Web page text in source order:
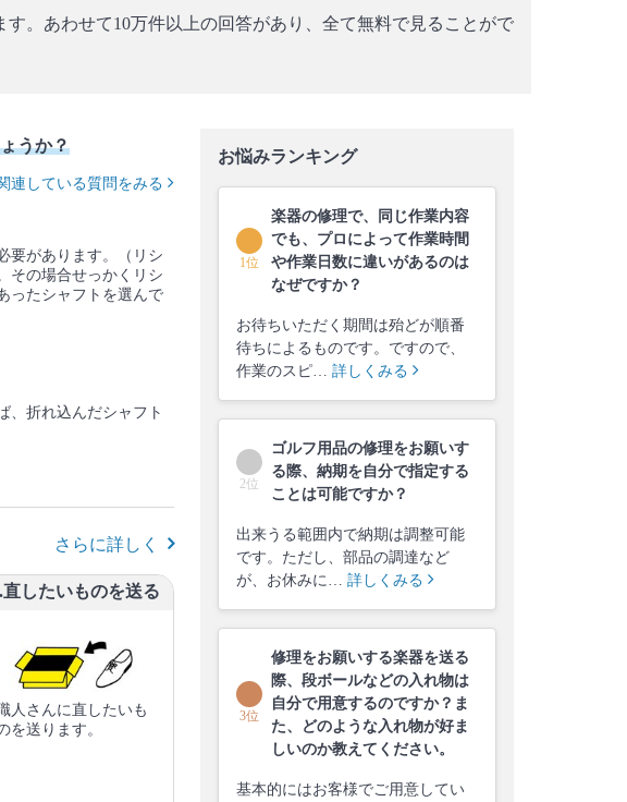
。あわせて10万件以上の回答があり、全て無料で見ることがで
うか？
連している質問をみる
要があります。（リシ
その場合せっかくリシ
ったシャフトを選んで
、折れ込んだシャフト
さらに詳しく
直したいものを送る
人さんに直したいも
を送ります。
お悩みランキング
1位
楽器の修理で、同じ作業内容
でも、プロによって作業時間
や作業日数に違いがあるのは
なぜですか？
お待ちいただく期間は殆どが順番
待ちによるものです。ですので、
作業のスピ… 詳しくみる
2位
ゴルフ用品の修理をお願いす
る際、納期を自分で指定する
ことは可能ですか？
出来うる範囲内で納期は調整可能
です。ただし、部品の調達など
が、お休みに… 詳しくみる
3位
修理をお願いする楽器を送る
際、段ボールなどの入れ物は
自分で用意するのですか？ま
た、どのような入れ物が好ま
しいのか教えてください。
基本的にはお客様でご用意してい